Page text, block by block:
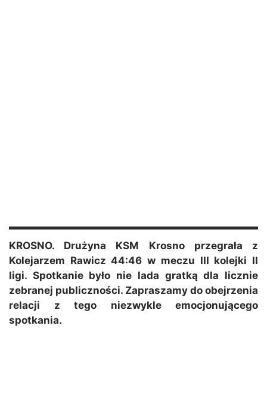
KROSNO. Drużyna KSM Krosno przegrała z
Kolejarzem Rawicz 44:46 w meczu III kolejki II
ligi. Spotkanie było nie lada gratką dla licznie
zebranej publiczności. Zapraszamy do obejrzenia
relacji z tego niezwykle emocjonującego
spotkania.